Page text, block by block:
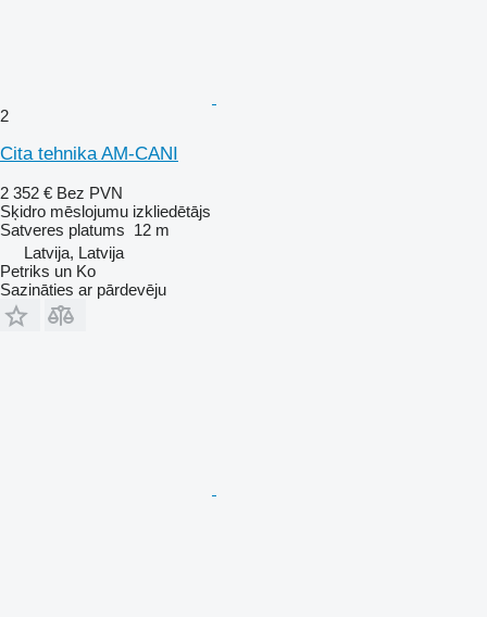
2
Cita tehnika AM-CANI
2 352 € Bez PVN
Sķidro mēslojumu izkliedētājs
Satveres platums 12 m
Latvija, Latvija
Petriks un Ko
Sazināties ar pārdevēju